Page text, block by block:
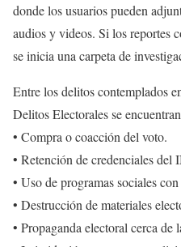
donde los usuarios pueden
audios y videos. Si los reportes
se inicia una carpeta de
Entre los delitos contemplados
Delitos Electorales se
• Compra o coacción del voto.
• Retención de credenciales del
• Uso de programas sociales
• Destrucción de materiales
• Propaganda electoral cerca de